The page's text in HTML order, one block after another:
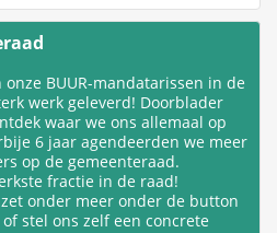
BUUR-mandatarissen in de
werk geleverd! Doorblader
waar we ons allemaal op
6 jaar agendeerden we meer
op de gemeenteraad.
fractie in de raad!
onder meer onder de button
stel ons zelf een concrete